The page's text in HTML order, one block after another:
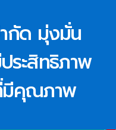
ำกัด มุ่งมั่น
ระสิทธิภาพ
มีคุณภาพ